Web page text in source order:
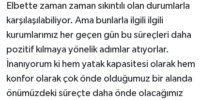
Elbette zaman zaman sıkıntılı olan durumlarla
karşılaşılabiliyor. Ama bunlarla ilgili ilgili
kurumlarımız her geçen gün bu süreçleri daha
pozitif kılmaya yönelik adımlar atıyorlar.
İnanıyorum ki hem yatak kapasitesi olarak hem
konfor olarak çok önde olduğumuz bir alanda
önümüzdeki süreçte daha önde olacağımız